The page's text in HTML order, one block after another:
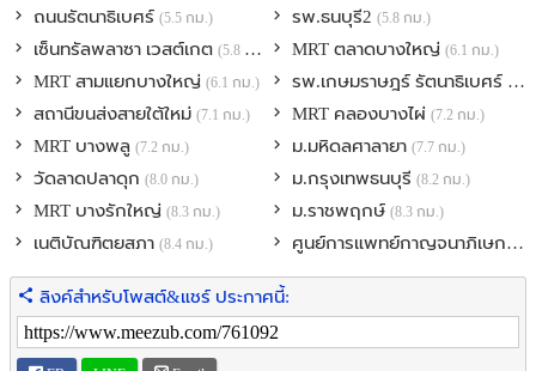
2 กม. จากตลาดชุมพลพาณิชย์
3 กม. จากตลาดคุ้มทรัพย์
4 กม. จากสถานดูแลผู้สูงอายุ ศิริราช
4 กม. จากทางมอเตอร์เวย์บางใหญ่ กาญจนบุรี
5 กม. จากถนนกาญจนาภิเษก
5.5 กม. จากโรงพยาบาลบางใหญ่
5 กม. จากแนวถนนตัดใหม่พุทธมณฑล สาย 3
6 กม. จากโลตัส บางใหญ่
10 กม. จากเซ็นทรัลเวสต์เกต
ราคาขาย 53,983,500 บาท (14,500 บาท/ตารางวา)
รวมค่าใช้จ่ายโอน
ติดต่อ : ภวดล Tel : 0644691428
ถนนรัตนาธิเบศร์ (5.5 กม.) รพ.ธนบุรี2 (5.8 กม.)
เซ็นทรัลพลาซา เวสต์เกต (5.8 กม.) MRT ตลาดบางใหญ่ (6.1 กม.)
MRT สามแยกบางใหญ่ (6.1 กม.) รพ.เกษมราษฎร์ รัตนาธิเบศร์ (6.5
สถานีขนส่งสายใต้ใหม่ (7.1 กม.) MRT คลองบางไผ่ (7.2 กม.)
MRT บางพลู (7.2 กม.) ม.มหิดลศาลายา (7.7 กม.)
วัดลาดปลาดุก (8.0 กม.) ม.กรุงเทพธนบุรี (8.2 กม.)
MRT บางรักใหญ่ (8.3 กม.) ม.ราชพฤกษ์ (8.3 กม.)
เนติบัณฑิตยสภา (8.4 กม.) ศูนย์การแพทย์กาญจนาภิเษก
ลิงค์สำหรับโพสต์&แชร์ ประกาศนี้: